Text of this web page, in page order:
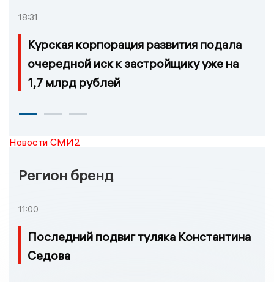
18:31
Курская корпорация развития подала
очередной иск к застройщику уже на
1,7 млрд рублей
Новости СМИ2
Регион бренд
11:00
Последний подвиг туляка Константина
Седова